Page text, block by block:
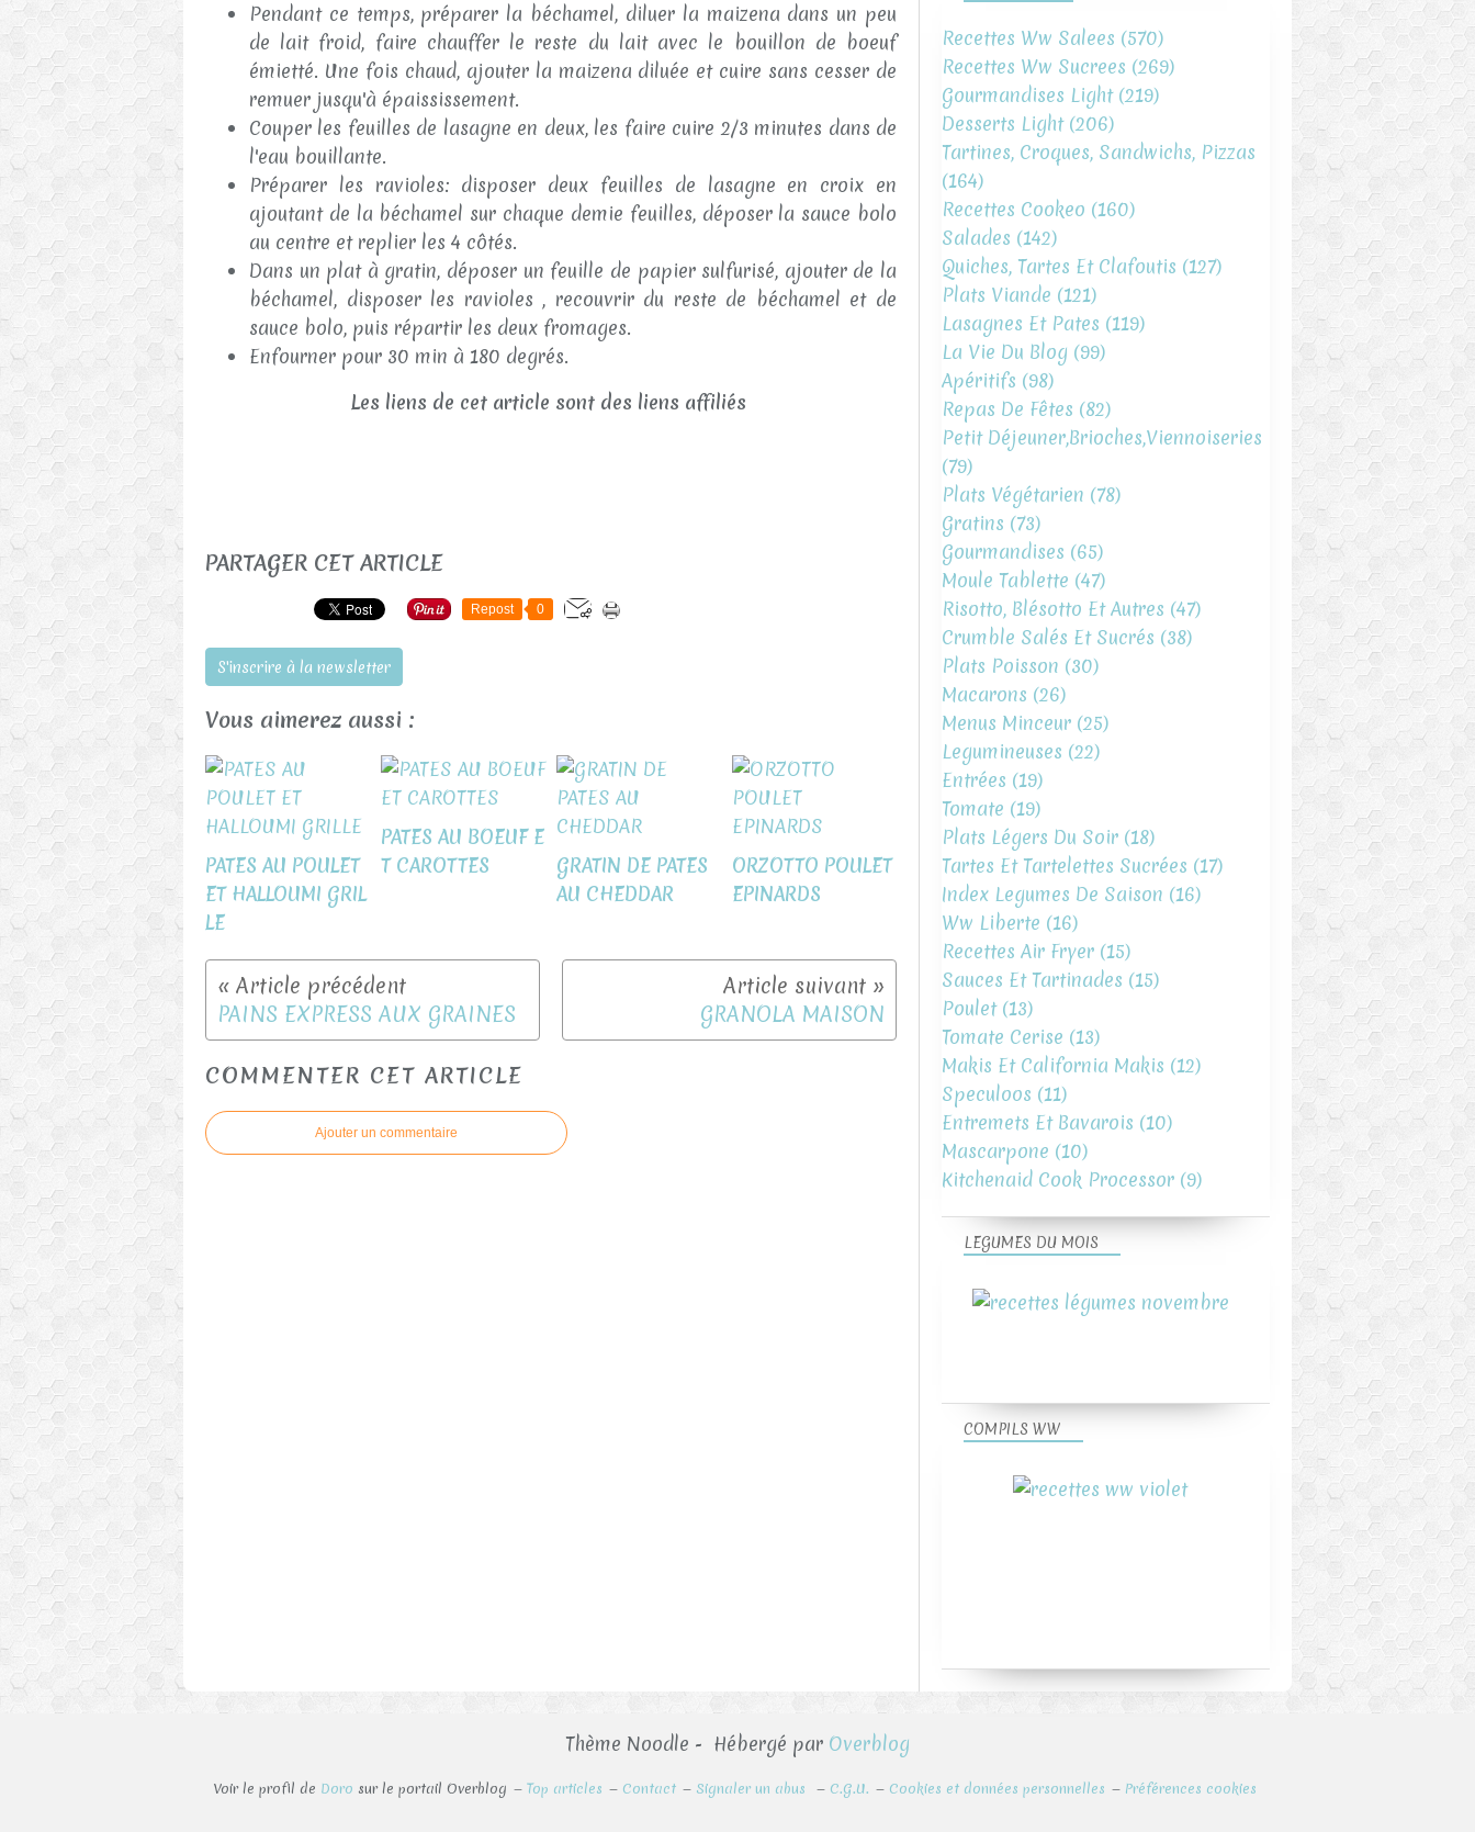
Pendant ce temps, préparer la béchamel, diluer la maizena dans un peu
de lait froid, faire chauffer le reste du lait avec le bouillon de boeuf
émietté. Une fois chaud, ajouter la maizena diluée et cuire sans cesser de
remuer jusqu'à épaississement.
Couper les feuilles de lasagne en deux, les faire cuire 2/3 minutes dans de
l'eau bouillante.
Préparer les ravioles: disposer deux feuilles de lasagne en croix en
ajoutant de la béchamel sur chaque demie feuilles, déposer la sauce bolo
au centre et replier les 4 côtés.
Dans un plat à gratin, déposer un feuille de papier sulfurisé, ajouter de la
béchamel, disposer les ravioles , recouvrir du reste de béchamel et de
sauce bolo, puis répartir les deux fromages.
Enfourner pour 30 min à 180 degrés.
Les liens de cet article sont des liens affiliés
PARTAGER CET ARTICLE
Repost 0
S'inscrire à la newsletter
Vous aimerez aussi :
PATES AU POULET
ET HALLOUMI GRIL
LE
PATES AU BOEUF E
T CAROTTES
GRATIN DE PATES
AU CHEDDAR
ORZOTTO POULET
EPINARDS
PAINS EXPRESS AUX GRAINES GRANOLA MAISON
COMMENTER CET ARTICLE
Ajouter un commentaire
Recettes Ww Salees (570)
Recettes Ww Sucrees (269)
Gourmandises Light(219)
Desserts Light(206)
Tartines, Croques, Sandwichs, Pizzas
(164)
Recettes Cookeo (160)
Salades (142)
Quiches, Tartes Et Clafoutis (127)
Plats Viande (121)
Lasagnes Et Pates (119)
La Vie Du Blog (99)
Apéritifs (98)
Repas De Fêtes (82)
Petit Déjeuner,brioches,viennoiseries
(79)
Plats Végétarien (78)
Gratins (73)
Gourmandises (65)
Moule Tablette (47)
Risotto, Blésotto Et Autres (47)
Crumble Salés Et Sucrés (38)
Plats Poisson (30)
Macarons (26)
Menus Minceur (25)
Legumineuses (22)
Entrées (19)
Tomate (19)
Plats Légers Du Soir (18)
Tartes Et Tartelettes Sucrées (17)
Index Legumes De Saison (16)
Ww Liberte (16)
Recettes Air Fryer (15)
Sauces Et Tartinades (15)
Poulet(13)
Tomate Cerise (13)
Makis Et California Makis (12)
Speculoos (11)
Entremets Et Bavarois (10)
Mascarpone (10)
Kitchenaid Cook Processor (9)
LEGUMES DU MOIS
COMPILS WW
Thème Noodle - Hébergé par Overblog
Voir le profil de Doro sur le portail Overblog Top articles Contact Signaler un abus C.G.U. Cookies et données personnelles Préférences cookies